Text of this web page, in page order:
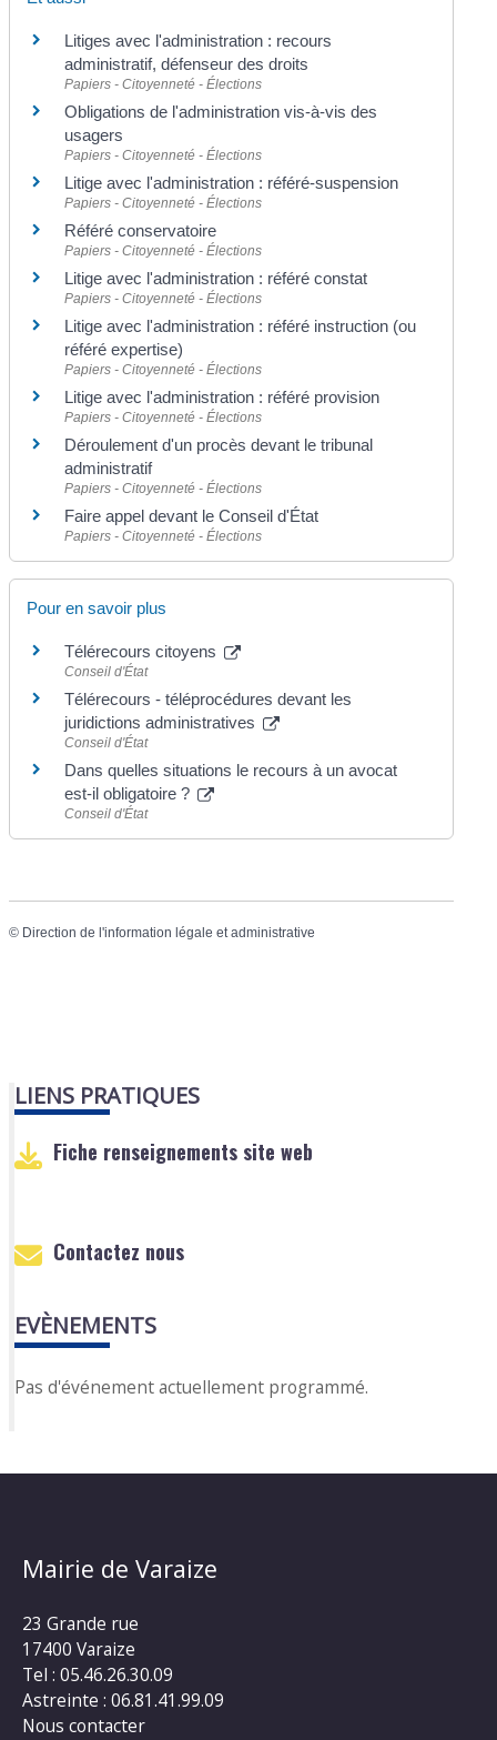
Litiges avec l'administration : recours
administratif, défenseur des droits
Papiers - Citoyenneté - Élections
Obligations de l'administration vis-à-vis des
usagers
Papiers - Citoyenneté - Élections
Litige avec l'administration : référé-suspension
Papiers - Citoyenneté - Élections
Référé conservatoire
Papiers - Citoyenneté - Élections
Litige avec l'administration : référé constat
Papiers - Citoyenneté - Élections
Litige avec l'administration : référé instruction (ou
référé expertise)
Papiers - Citoyenneté - Élections
Litige avec l'administration : référé provision
Papiers - Citoyenneté - Élections
Déroulement d'un procès devant le tribunal
administratif
Papiers - Citoyenneté - Élections
Faire appel devant le Conseil d'État
Papiers - Citoyenneté - Élections
Pour en savoir plus
Télérecours citoyens
Conseil d'État
Télérecours - téléprocédures devant les
juridictions administratives
Conseil d'État
Dans quelles situations le recours à un avocat
est-il obligatoire ?
Conseil d'État
© Direction de l'information légale et administrative
LIENS PRATIQUES
Fiche renseignements site web
Contactez nous
EVÈNEMENTS
Pas d'événement actuellement programmé.
Mairie de Varaize
23 Grande rue
17400 Varaize
Tel : 05.46.26.30.09
Astreinte : 06.81.41.99.09
Nous contacter